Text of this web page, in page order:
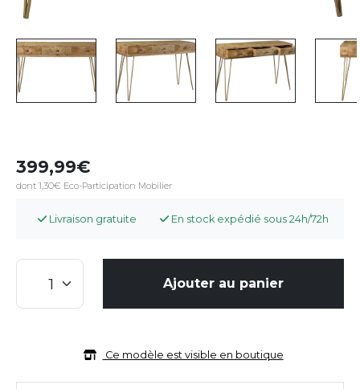
399,99
dont 1,30€ Eco-Participation Mobilier
Livraison gratuite En stock expédié sous 24h/72h
Ajouter au panier
Ce modèle est visible en boutique